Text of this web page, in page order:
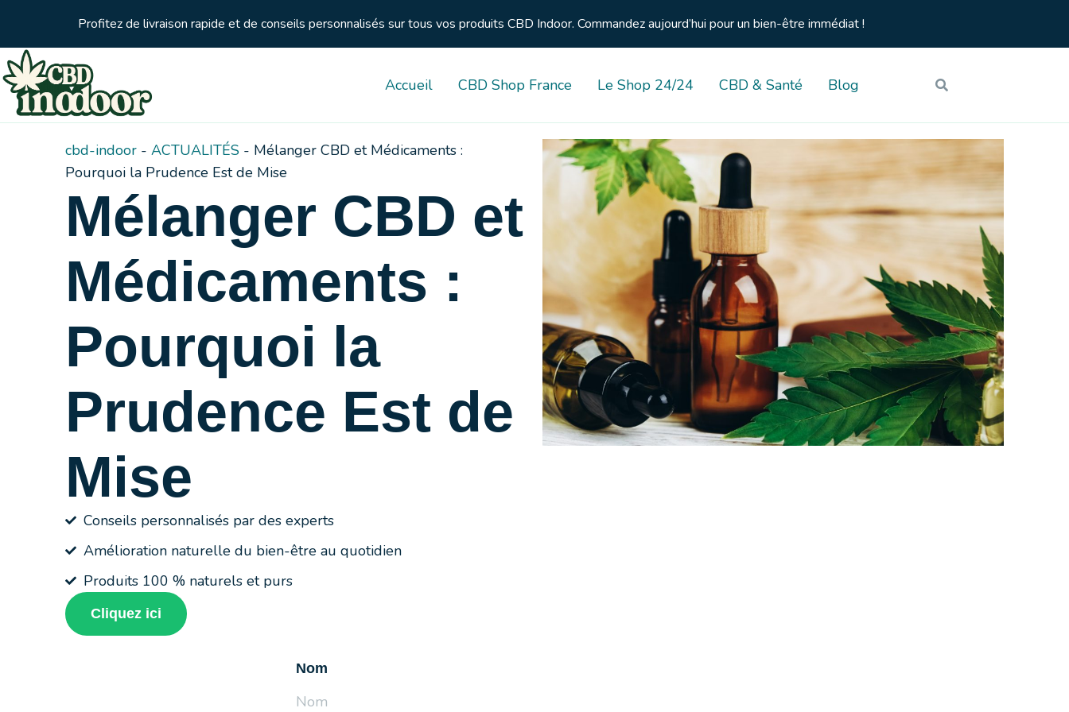
Profitez de livraison rapide et de conseils personnalisés sur tous vos produits CBD Indoor. Commandez aujourd’hui pour un bien-être immédiat !
Accueil CBD Shop France Le Shop 24/24 CBD & Santé Blog
cbd-indoor - ACTUALITÉS - Mélanger CBD et Médicaments :
Pourquoi la Prudence Est de Mise
Mélanger CBD et
Médicaments :
Pourquoi la
Prudence Est de
Mise
Conseils personnalisés par des experts
Amélioration naturelle du bien-être au quotidien
Produits 100 % naturels et purs
Cliquez ici
Nom